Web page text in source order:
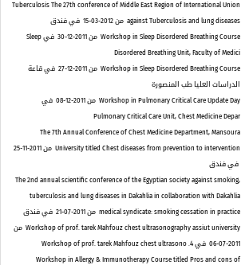
Tuberculosis The 27th conference of Middle East Region of International Union
against Tuberculosis and lung diseases من 2012-03-15
في فندق
Workshop in Sleep Disordered Breathing Course من 2011-12-30
في Sleep
Disordered Breathing Unit, Faculty of Medici
Workshop in Sleep Disordered Breathing Course من 2011-12-27
في قاعة
الدراسات العليا طب المنصورة
Workshop in Pulmonary Critical Care Update Day من 2011-12-08
في
Pulmonary Critical Care Unit, Chest Medicine Depar
The 7th Annual Conference of Chest Medicine Department, Mansoura
University titled Chest diseases from prevention to intervention من 2011-11-25
في فندق
The 2nd annual scientific conference of the Egyptian society against smoking,
tuberculosis and lung diseases in Dakahlia in collaboration with Dakahlia
medical syndicate: smoking cessation in practice من 2011-07-21
في فندق
Workshop of prof. tarek Mahfouz chest ultrasonography assiut university من
2011-07-06
في 4. Workshop of prof. tarek Mahfouz chest ultrasono
Workshop in Allergy & Immunotherapy Course titled Pros and cons of